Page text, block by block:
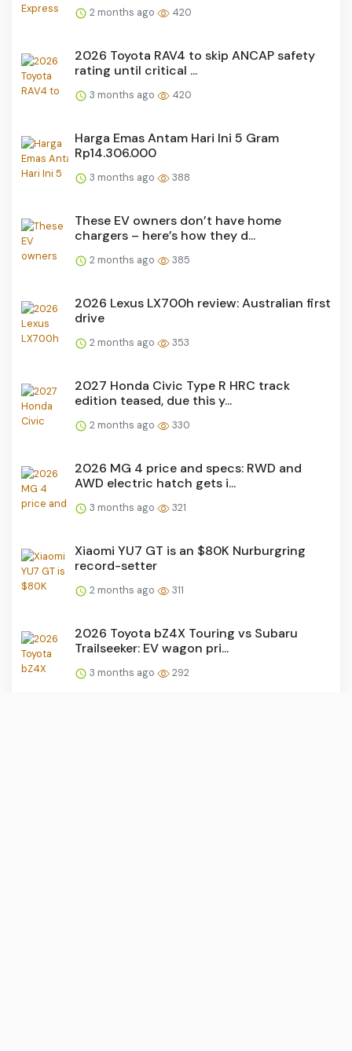
2 months ago 420
2026 Toyota RAV4 to skip ANCAP safety
rating until critical ...
3 months ago 420
Harga Emas Antam Hari Ini 5 Gram
Rp14.306.000
3 months ago 388
These EV owners don’t have home
chargers – here’s how they d...
2 months ago 385
2026 Lexus LX700h review: Australian first
drive
2 months ago 353
2027 Honda Civic Type R HRC track
edition teased, due this y...
2 months ago 330
2026 MG 4 price and specs: RWD and
AWD electric hatch gets i...
3 months ago 321
Xiaomi YU7 GT is an $80K Nurburgring
record-setter
2 months ago 311
2026 Toyota bZ4X Touring vs Subaru
Trailseeker: EV wagon pri...
3 months ago 292